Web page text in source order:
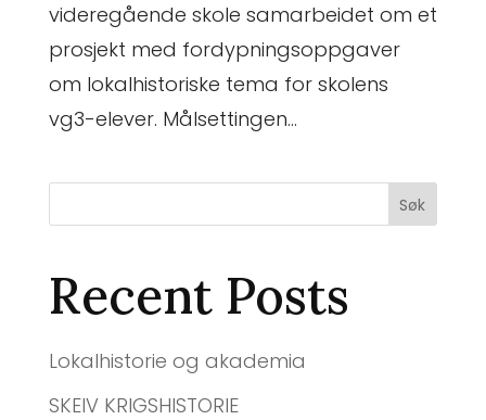
videregående skole samarbeidet om et
prosjekt med fordypningsoppgaver
om lokalhistoriske tema for skolens
vg3-elever. Målsettingen...
Søk
Recent Posts
Lokalhistorie og akademia
SKEIV KRIGSHISTORIE